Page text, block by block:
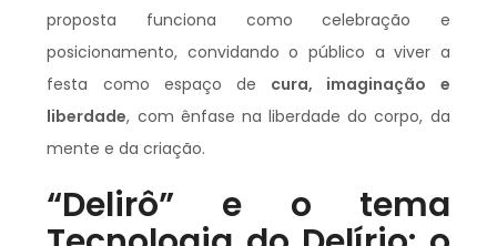
proposta funciona como celebração e
posicionamento, convidando o público a viver a
festa como espaço de cura, imaginação e
liberdade, com ênfase na liberdade do corpo, da
mente e da criação.
“Delirô” e o tema